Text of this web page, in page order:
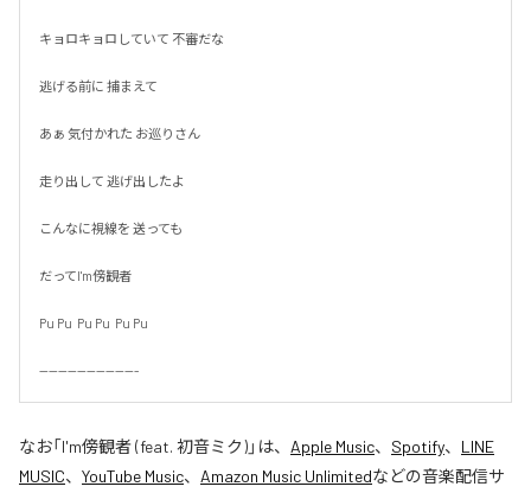
キョロキョロしていて 不審だな
逃げる前に 捕まえて
あぁ 気付かれた お巡りさん
走り出して 逃げ出したよ
こんなに視線を 送っても
だってI'm傍観者
Pu Pu  Pu Pu  Pu Pu
---------------------
なお「I'm傍観者 (feat. 初音ミク)」は、 Apple Music、 Spotify、 LINE
MUSIC、 YouTube Music、 Amazon Music Unlimitedなどの音楽配信サ